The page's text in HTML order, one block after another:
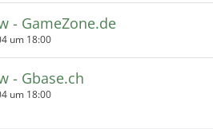
- GameZone.de
um 18:00
- Gbase.ch
um 18:00